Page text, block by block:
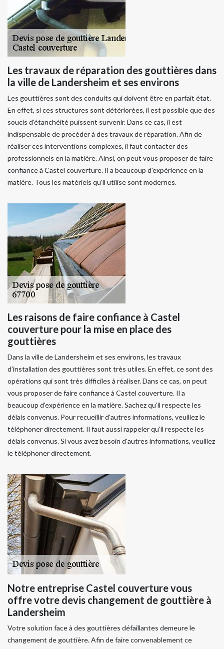
Les travaux de réparation des gouttières dans
la ville de Landersheim et ses environs
Les gouttières sont des conduits qui doivent être en parfait état.
En effet, si ces structures sont détériorées, il est possible que des
soucis d'étanchéité puissent survenir. Dans ce cas, il est
indispensable de procéder à des travaux de réparation. Afin de
réaliser ces interventions complexes, il faut contacter des
professionnels en la matière. Ainsi, on peut vous proposer de faire
confiance à Castel couverture. Il a beaucoup d'expérience en la
matière. Tous les matériels qu'il utilise sont modernes.
Les raisons de faire confiance à Castel
couverture pour la mise en place des
gouttières
Dans la ville de Landersheim et ses environs, les travaux
d'installation des gouttières sont très utiles. En effet, ce sont des
opérations qui sont très difficiles à réaliser. Dans ce cas, on peut
vous proposer de faire confiance à Castel couverture. Il a
beaucoup d'expérience en la matière. Sachez qu'il respecte les
délais convenus. Pour recueillir d'autres informations, veuillez le
téléphoner directement. Il faut aussi rappeler qu'il respecte les
délais convenus. Si vous avez besoin d'autres informations, veuillez
le téléphoner directement.
Notre entreprise Castel couverture vous
offre votre devis changement de gouttière à
Landersheim
Votre solution face à des gouttières défaillantes demeure le
changement de gouttière. Afin de faire convenablement ce